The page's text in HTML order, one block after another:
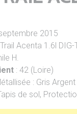
2015
Acenta 1.6l DIG-
H.
: 42 (Loire)
: Gris
de sol,